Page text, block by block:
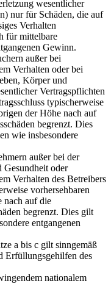
wesentlicher
nur für Schäden, die auf
Verhalten
für mittelbare
Gewinn.
außer bei
Verhalten oder bei
Körper und
Vertragspflichten
typischerweise
der Höhe nach auf
begrenzt. Dies
wie insbesondere
außer bei der
oder
Verhalten des Betreibers
vorhersehbaren
nach auf die
begrenzt. Dies gilt
entgangenen
a bis c gilt sinngemäß
Erfüllungsgehilfen des
nationalem